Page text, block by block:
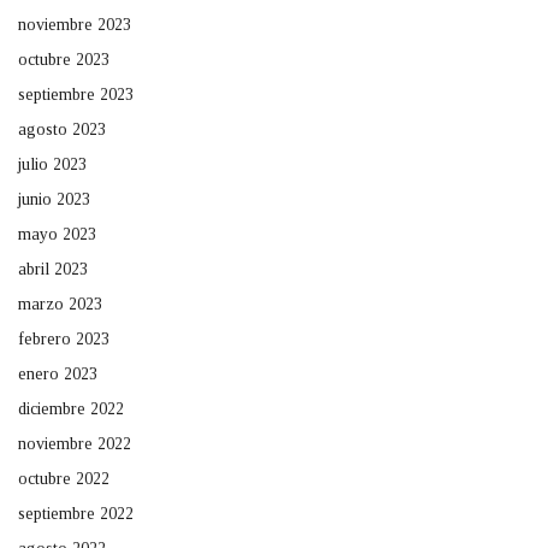
noviembre 2023
octubre 2023
septiembre 2023
agosto 2023
julio 2023
junio 2023
mayo 2023
abril 2023
marzo 2023
febrero 2023
enero 2023
diciembre 2022
noviembre 2022
octubre 2022
septiembre 2022